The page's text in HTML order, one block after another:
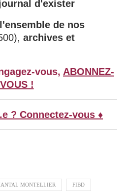
d'exister
de nos
archives et
vous, ABONNEZ-
VOUS !
? Connectez-vous ♦
MONTELLIER FIBD